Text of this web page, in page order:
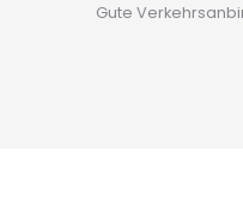
Gute